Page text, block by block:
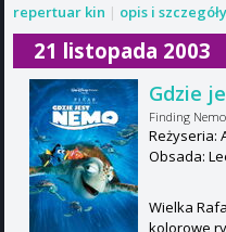
repertuar kin | opis i szczegóły
21 listopada 2003
Gdzie
Finding Nemo
Reżyseria:
Obsada:
Wielka
kolorowe